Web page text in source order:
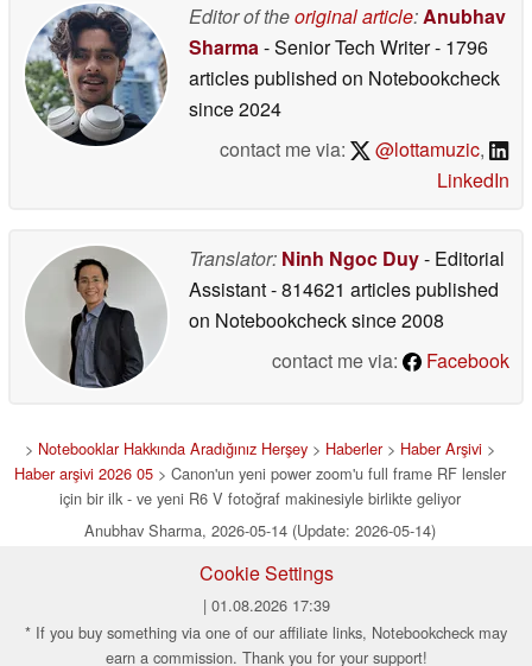
Editor of theoriginal article:Anubhav
Sharma- Senior Tech Writer- 1796
articles published on Notebookcheck
since 2024
contact me via:
@lottamuzic,
LinkedIn
Translator: Ninh Ngoc Duy- Editorial
Assistant- 814621 articles published
on Notebookchecksince 2008
contact me via:
Facebook
> Notebooklar Hakkında Aradığınız Herşey > Haberler> Haber Arşivi >
Haber arşivi 2026 05 > Canon'un yeni power zoom'u full frame RF lensler
için bir ilk - ve yeni R6 V fotoğraf makinesiyle birlikte geliyor
Anubhav Sharma, 2026-05-14 (Update: 2026-05-14)
Cookie Settings
| 01.08.2026 17:39
* If you buy something via one of our affiliate links, Notebookcheck may
earn a commission. Thank you for your support!